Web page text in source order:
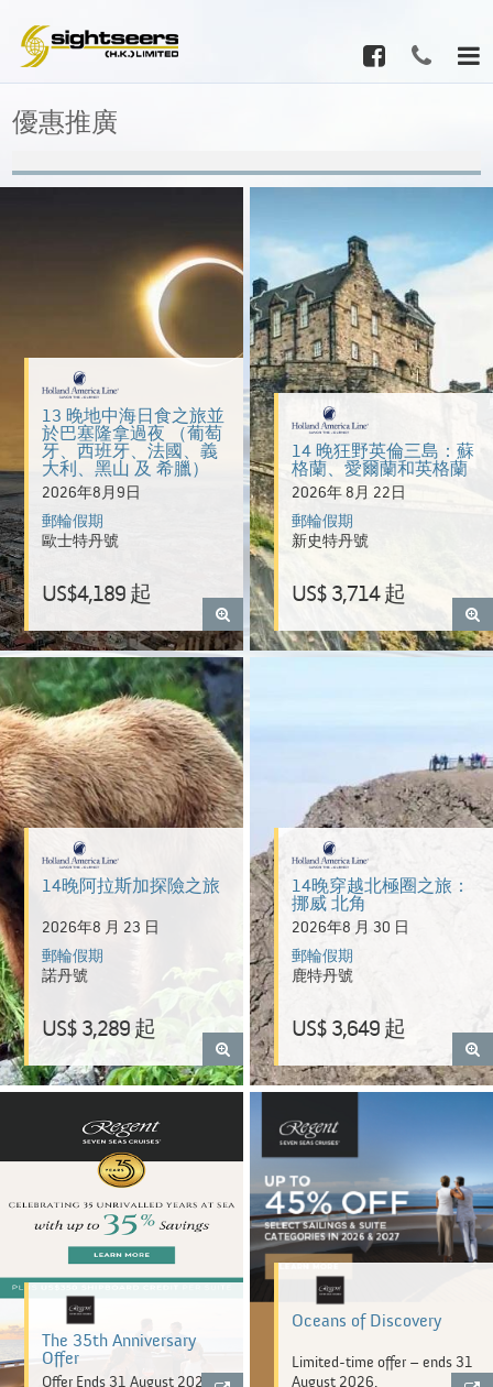
優惠推廣
13 晚地中海日食之旅並
於巴塞隆拿過夜 （葡萄
牙、西班牙、法國、義
大利、黑山 及 希臘）
2026年8月9日
郵輪假期
歐士特丹號
US$4,189 起
14 晚狂野英倫三島：蘇
格蘭、愛爾蘭和英格蘭
2026年 8月 22日
郵輪假期
新史特丹號
US$ 3,714 起
14晚阿拉斯加探險之旅
2026年8 月 23 日
郵輪假期
諾丹號
US$ 3,289 起
14晚穿越北極圈之旅：
挪威 北角
2026年8 月 30 日
郵輪假期
鹿特丹號
US$ 3,649 起
The 35th Anniversary
Offer
Offer Ends 31 August 2026
Oceans of Discovery
Limited-time offer – ends 31
August 2026.